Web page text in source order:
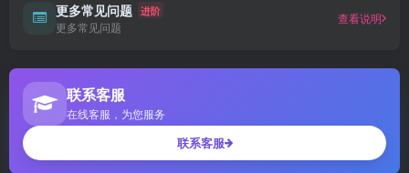
更多常见问题 进阶
更多常见问题
查看说明
联系客服
在线客服，为您服务
联系客服